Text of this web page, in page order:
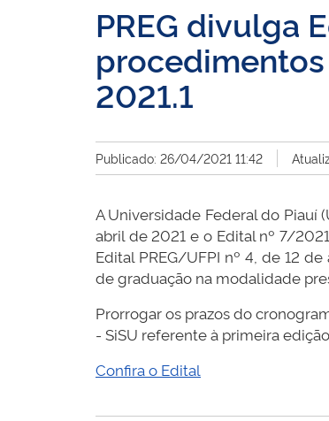
PREG divulga
2021.1
Publicado: 26/04/2021 11:42
A Universidade Federal do Piauí
abril de 2021 e o Edital nº 7/
Edital PREG/UFPI nº 4, de 12
de graduação na modalidade
Prorrogar os prazos do
- SiSU referente à primeira
Confira o Edital